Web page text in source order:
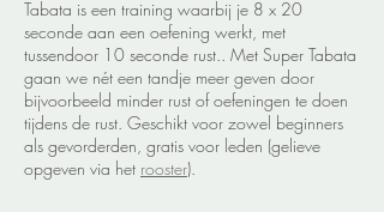
Tabata is een training waarbij je 8 x 20
seconde aan een oefening werkt, met
tussendoor 10 seconde rust.. Met Super Tabata
gaan we nét een tandje meer geven door
bijvoorbeeld minder rust of oefeningen te doen
tijdens de rust. Geschikt voor zowel beginners
als gevorderden, gratis voor leden (gelieve
opgeven via het rooster).